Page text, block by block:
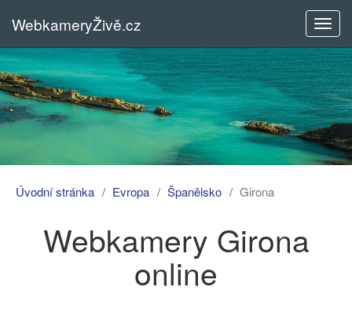
menu
WebkameryŽivě.cz
Úvodní stránka Evropa Španělsko Girona
Webkamery Girona
online